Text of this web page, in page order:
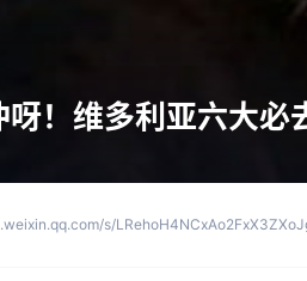
！维多利亚六大必
s/